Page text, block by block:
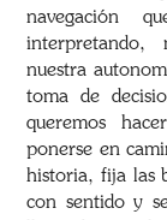
navegación
interpretando,
nuestra
toma de
queremos
ponerse en
historia, fija las
con sentido y